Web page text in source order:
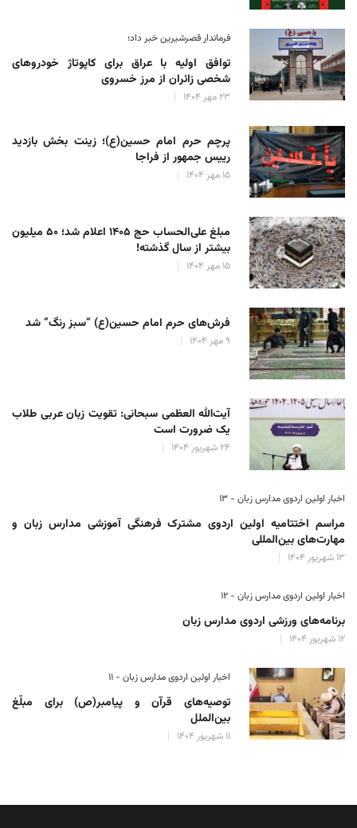
فرماندار قصرشیرین خبر داد؛
توافق اولیه با عراق برای کاپوتاژ خودروهای
شخصی زائران از مرز خسروی
۲۳ مهر ۱۴۰۴
پرچم حرم امام حسین(ع)؛ زینت بخش بازدید
رییس جمهور از فراجا
۱۵ مهر ۱۴۰۴
مبلغ علی‌الحساب حج ۱۴۰۵ اعلام شد؛ ۵۰ میلیون
بیشتر از سال گذشته!
۱۵ مهر ۱۴۰۴
فرش‌های حرم امام حسین(ع) “سبز رنگ” شد
۹ مهر ۱۴۰۴
آیت‌الله العظمی سبحانی: تقویت زبان عربی طلاب
یک ضرورت است
۲۴ شهریور ۱۴۰۴
اخبار اولین اردوی مدارس زبان - ۱۳
مراسم اختتامیه اولین اردوی مشترک فرهنگی آموزشی مدارس زبان و
مهارت‌های بین‌المللی
۱۳ شهریور ۱۴۰۴
اخبار اولین اردوی مدارس زبان - ۱۲
برنامه‌های ورزشی اردوی مدارس زبان
۱۲ شهریور ۱۴۰۴
اخبار اولین اردوی مدارس زبان - ۱۱
توصیه‌های قرآن و پیامبر(ص) برای مبلّغ
بین‌الملل
۱۱ شهریور ۱۴۰۴